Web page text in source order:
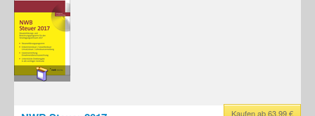
Kaufen ab 63,99 €